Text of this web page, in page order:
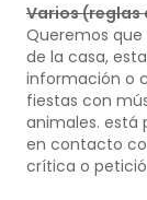
Varios (reglas
Queremos
de la casa,
información o
fiestas con
animales. está
en contacto
crítica o